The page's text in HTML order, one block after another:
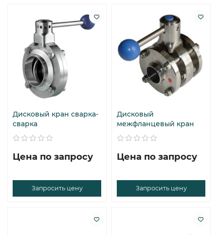
Дисковый кран сварка-
сварка
Цена по запросу
Запросить цену
Дисковый
межфланцевый кран
Цена по запросу
Запросить цену